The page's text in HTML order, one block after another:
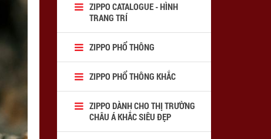
ZIPPO CATALOGUE - HÌNH
TRANG TRÍ
ZIPPO PHỔ THÔNG
ZIPPO PHỔ THÔNG KHẮC
ZIPPO DÀNH CHO THỊ TRƯỜNG
CHÂU Á KHẮC SIÊU ĐẸP